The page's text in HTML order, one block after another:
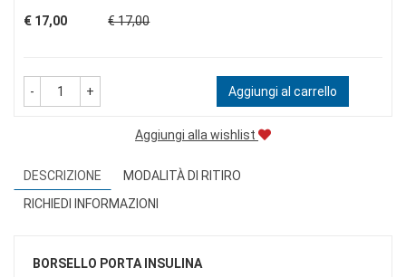
Prezzo
€ 17,00 € 17,00
- + Aggiungi al carrello
Aggiungi alla wishlist
DESCRIZIONE
MODALITÀ DI RITIRO
RICHIEDI INFORMAZIONI
BORSELLO PORTA INSULINA